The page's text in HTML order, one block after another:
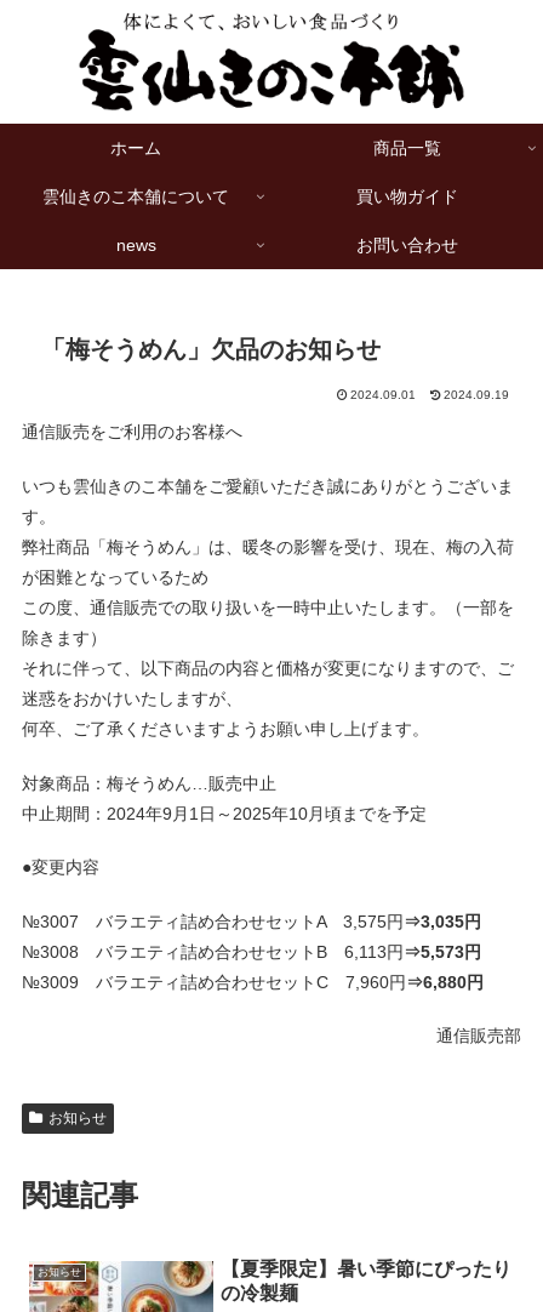
ホーム 商品一覧
雲仙きのこ本舗について 買い物ガイド
news お問い合わせ
「梅そうめん」欠品のお知らせ
2024.09.01 2024.09.19
通信販売をご利用のお客様へ
いつも雲仙きのこ本舗をご愛顧いただき誠にありがとうございま
す。
弊社商品「梅そうめん」は、暖冬の影響を受け、現在、梅の入荷
が困難となっているため
この度、通信販売での取り扱いを一時中止いたします。（一部を
除きます）
それに伴って、以下商品の内容と価格が変更になりますので、ご
迷惑をおかけいたしますが、
何卒、ご了承くださいますようお願い申し上げます。
対象商品：梅そうめん…販売中止
中止期間：2024年9月1日～2025年10月頃までを予定
●変更内容
№3007 バラエティ詰め合わせセットA 3,575円 ⇒3,035円
№3008 バラエティ詰め合わせセットB 6,113円 ⇒5,573円
№3009 バラエティ詰め合わせセットC 7,960円 ⇒6,880円
通信販売部
お知らせ
関連記事
お知らせ
【夏季限定】暑い季節にぴったり
の冷製麺